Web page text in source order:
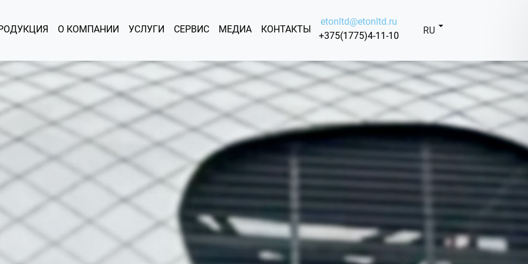
О КОМПАНИИ УСЛУГИ СЕРВИС МЕДИА КОНТАКТЫ
etonltd@etonltd.ru
+375(1775)4-11-10
RU